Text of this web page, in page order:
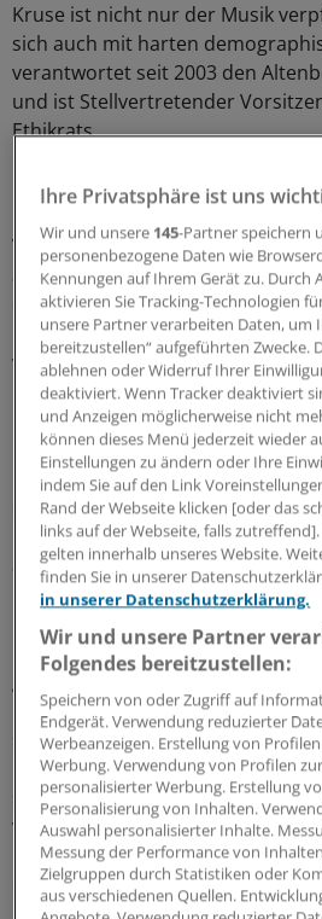
Kruse ist nicht nur der Musik
sich auch mit harten
verantwortet seit 2003 den
und ist Stellvertretender
Ethikrats.
Dass es bei der Geriatrie nicht
Empathiefähigkeit, sondern auch
Versorgungsstrukturen und um
auch Kongresspräsident
deutlich: Aus geriatrischer Sicht
notwendig, dass die Vernetzung
verschiedenen Strukturen, in
betagte bis hochbetagte
betreut werden, fließend bleibe,
Grenzziehungen seien
Sieber: "Segmentierte Angebote
Finanzierungssysteme müssen
abgebaut werden."
Nicht von ungefähr werde der
Kongressthemas "Innere
ganzen Menschen" mit Cornel
Repräsentanten der Geriatrie in
sagte BDI-Chef Dr. Hans-
Grußwort: In der Geriatrie seien
somatischen Probleme der
verbunden.
Spies: "Zur Behandlung benötigt
Patientenbetrachtung, die in der
Ihre Privatsphäre ist uns
Wir und unsere 145-Partner speichern
personenbezogene Daten wie
Kennungen auf Ihrem Gerät zu. Durch
aktivieren Sie Tracking-Technologien
unsere Partner verarbeiten Daten, um
bereitzustellen“ aufgeführten Zwecke.
ablehnen oder Widerruf Ihrer
deaktiviert. Wenn Tracker deaktiviert
und Anzeigen möglicherweise nicht
können dieses Menü jederzeit wieder
Einstellungen zu ändern oder Ihre
indem Sie auf den Link
Rand der Webseite klicken [oder das
links auf der Webseite, falls
gelten innerhalb unseres Website.
finden Sie in unserer
in unserer Datenschutzerklärung.
Wir und unsere Partner
Folgendes bereitzustellen:
Speichern von oder Zugriff auf
Endgerät. Verwendung reduzierter
Werbeanzeigen. Erstellung von
Werbung. Verwendung von Profilen
personalisierter Werbung. Erstellung
Personalisierung von Inhalten.
Auswahl personalisierter Inhalte.
Messung der Performance von
Zielgruppen durch Statistiken oder
aus verschiedenen Quellen.